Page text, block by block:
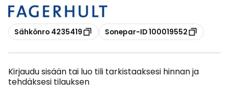
Kopioi
Sähkönro 4235419 Kopioi
Sonepar-ID 100019552
Kirjaudu sisään tai luo tili tarkistaaksesi hinnan ja
tehdäksesi tilauksen